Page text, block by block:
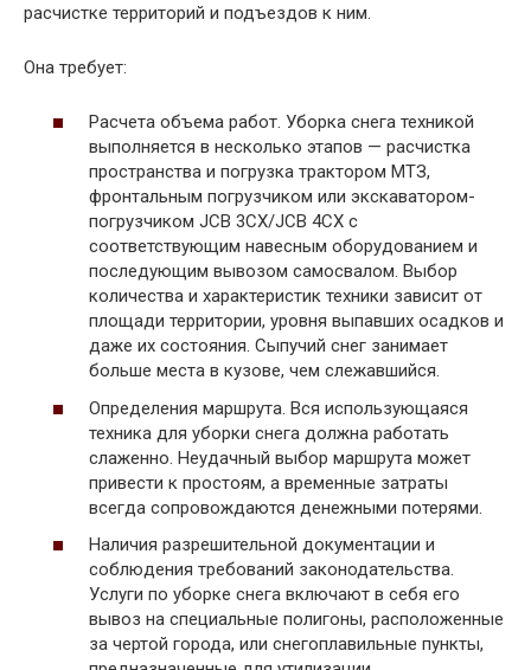
расчистке территорий и подъездов к ним.
Она требует:
Расчета объема работ. Уборка снега техникой
выполняется в несколько этапов — расчистка
пространства и погрузка трактором МТЗ,
фронтальным погрузчиком или экскаватором-
погрузчиком JCB 3CX/JCB 4CX с
соответствующим навесным оборудованием и
последующим вывозом самосвалом. Выбор
количества и характеристик техники зависит от
площади территории, уровня выпавших осадков и
даже их состояния. Сыпучий снег занимает
больше места в кузове, чем слежавшийся.
Определения маршрута. Вся использующаяся
техника для уборки снега должна работать
слаженно. Неудачный выбор маршрута может
привести к простоям, а временные затраты
всегда сопровождаются денежными потерями.
Наличия разрешительной документации и
соблюдения требований законодательства.
Услуги по уборке снега включают в себя его
вывоз на специальные полигоны, расположенные
за чертой города, или снегоплавильные пункты,